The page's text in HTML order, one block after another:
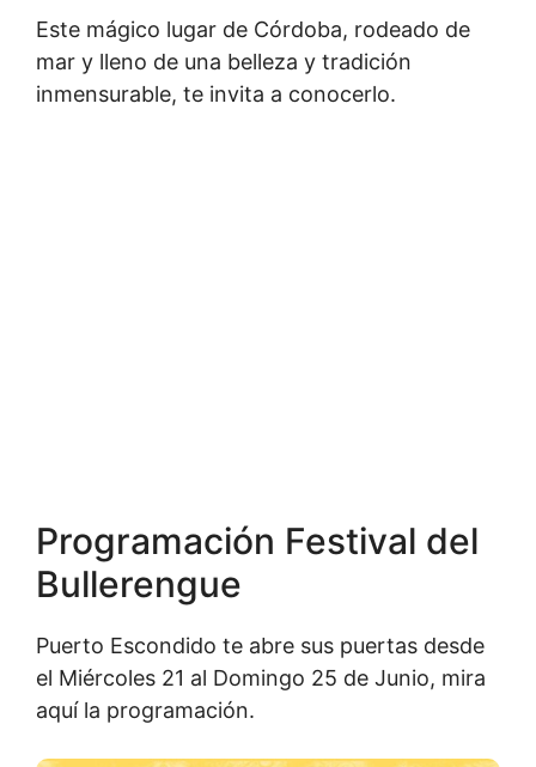
Este mágico lugar de Córdoba, rodeado de
mar y lleno de una belleza y tradición
inmensurable, te invita a conocerlo.
Programación Festival del
Bullerengue
Puerto Escondido te abre sus puertas desde
el Miércoles 21 al Domingo 25 de Junio, mira
aquí la programación.